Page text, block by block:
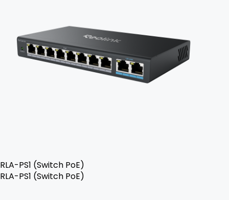
RLA-PS1 (Switch PoE)
RLA-PS1 (Switch PoE)